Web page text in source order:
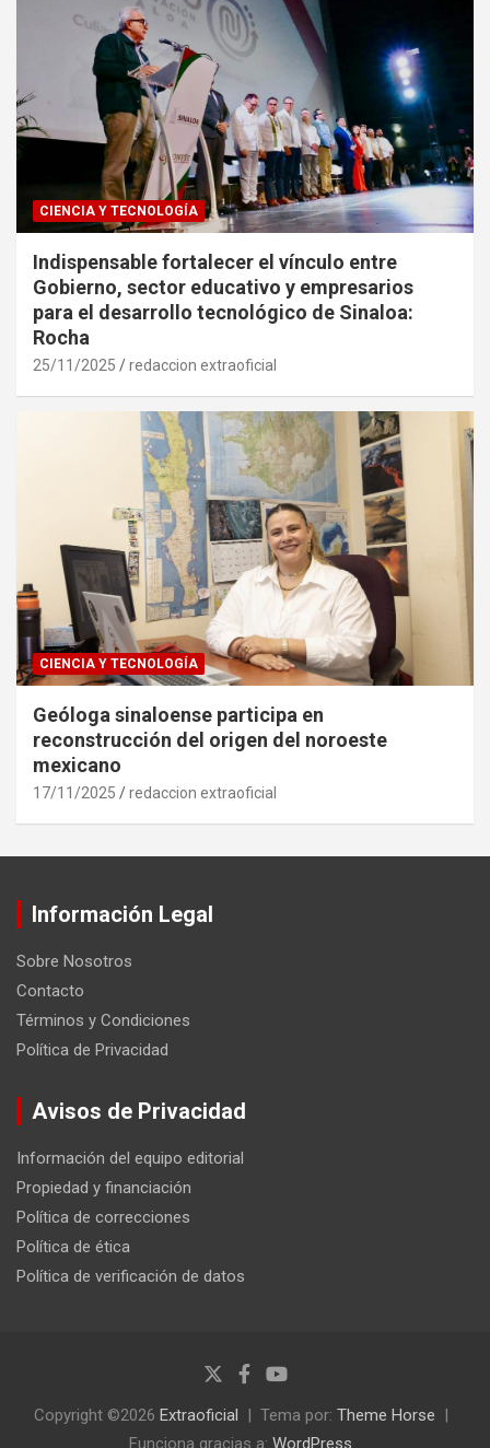
CIENCIA Y TECNOLOGÍA
Indispensable fortalecer el vínculo entre
Gobierno, sector educativo y empresarios
para el desarrollo tecnológico de Sinaloa:
Rocha
25/11/2025 redaccion extraoficial
CIENCIA Y TECNOLOGÍA
Geóloga sinaloense participa en
reconstrucción del origen del noroeste
mexicano
17/11/2025 redaccion extraoficial
Información Legal
Sobre Nosotros
Contacto
Términos y Condiciones
Política de Privacidad
Avisos de Privacidad
Información del equipo editorial
Propiedad y financiación
Política de correcciones
Política de ética
Política de verificación de datos
Copyright ©2026 Extraoficial Tema por: Theme Horse
Funciona gracias a: WordPress